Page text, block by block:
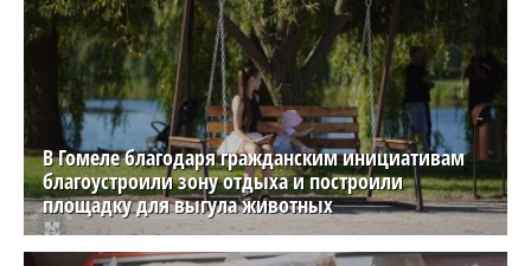
В Гомеле благодаря гражданским инициативам
благоустроили зону отдыха и построили
площадку для выгула животных